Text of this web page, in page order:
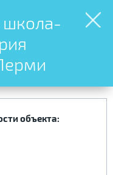
школа-
объекта: